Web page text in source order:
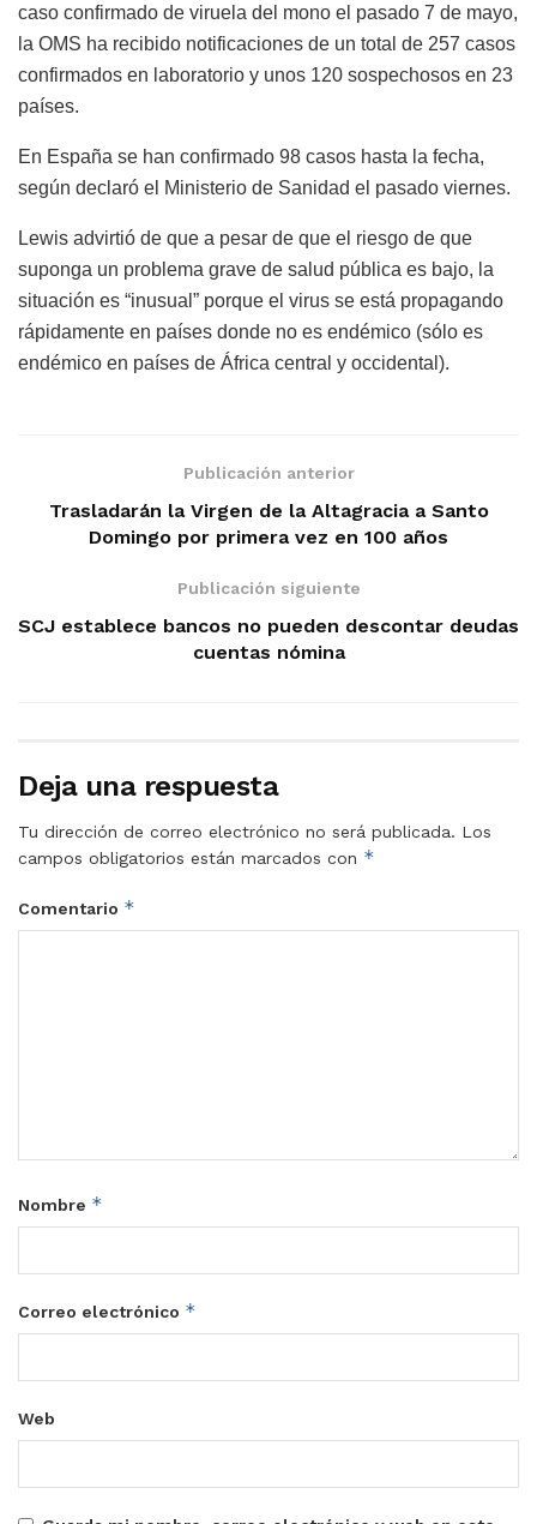
caso confirmado de viruela del mono el pasado 7 de mayo,
la OMS ha recibido notificaciones de un total de 257 casos
confirmados en laboratorio y unos 120 sospechosos en 23
países.
En España se han confirmado 98 casos hasta la fecha,
según declaró el Ministerio de Sanidad el pasado viernes.
Lewis advirtió de que a pesar de que el riesgo de que
suponga un problema grave de salud pública es bajo, la
situación es “inusual” porque el virus se está propagando
rápidamente en países donde no es endémico (sólo es
endémico en países de África central y occidental).
Publicación anterior
Trasladarán la Virgen de la Altagracia a Santo
Domingo por primera vez en 100 años
Publicación siguiente
SCJ establece bancos no pueden descontar deudas
cuentas nómina
Deja una respuesta
Tu dirección de correo electrónico no será publicada. Los
campos obligatorios están marcados con *
Comentario *
Nombre *
Correo electrónico *
Web